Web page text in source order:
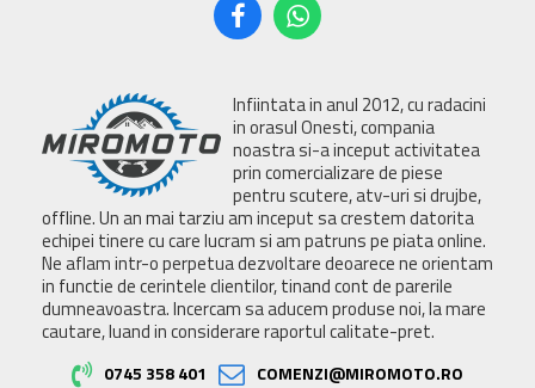
Infiintata in anul 2012, cu radacini
in orasul Onesti, compania
noastra si-a inceput activitatea
prin comercializare de piese
pentru scutere, atv-uri si drujbe,
offline. Un an mai tarziu am inceput sa crestem datorita
echipei tinere cu care lucram si am patruns pe piata online.
Ne aflam intr-o perpetua dezvoltare deoarece ne orientam
in functie de cerintele clientilor, tinand cont de parerile
dumneavoastra. Incercam sa aducem produse noi, la mare
cautare, luand in considerare raportul calitate-pret.
0745 358 401
COMENZI@MIROMOTO.RO